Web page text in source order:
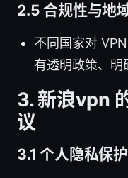
2.5 合规性与地
不同国家对
有透明政策、明
3. 新浪vpn
议
3.1 个人隐私保护